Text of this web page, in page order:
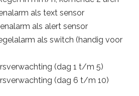
als text sensor
als alert sensor
als switch (handig voor
(dag 1 t/m 5)
(dag 6 t/m 10)